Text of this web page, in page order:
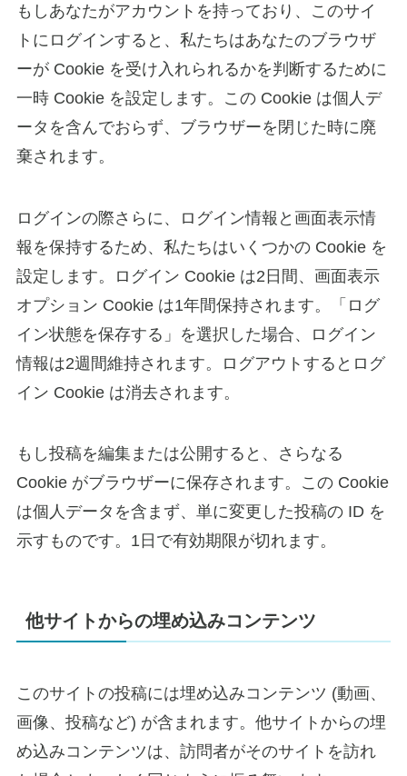
もしあなたがアカウントを持っており、このサイ
トにログインすると、私たちはあなたのブラウザ
ーが Cookie を受け入れられるかを判断するために
一時 Cookie を設定します。この Cookie は個人デ
ータを含んでおらず、ブラウザーを閉じた時に廃
棄されます。
ログインの際さらに、ログイン情報と画面表示情
報を保持するため、私たちはいくつかの Cookie を
設定します。ログイン Cookie は2日間、画面表示
オプション Cookie は1年間保持されます。「ログ
イン状態を保存する」を選択した場合、ログイン
情報は2週間維持されます。ログアウトするとログ
イン Cookie は消去されます。
もし投稿を編集または公開すると、さらなる
Cookie がブラウザーに保存されます。この Cookie
は個人データを含まず、単に変更した投稿の ID を
示すものです。1日で有効期限が切れます。
他サイトからの埋め込みコンテンツ
このサイトの投稿には埋め込みコンテンツ (動画、
画像、投稿など) が含まれます。他サイトからの埋
め込みコンテンツは、訪問者がそのサイトを訪れ